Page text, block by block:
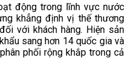
động trong lĩnh vực nước
khẳng định vị thế thương
với khách hàng. Hiện sản
sang hơn 14 quốc gia và
phối rộng khắp trong cả